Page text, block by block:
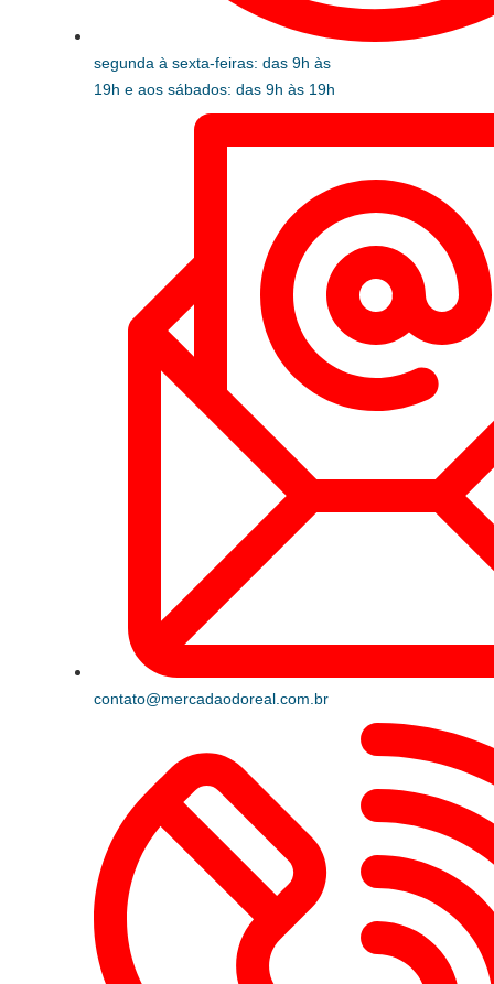
segunda à sexta-feiras: das 9h às
19h e aos sábados: das 9h às 19h
contato@mercadaodoreal.com.br